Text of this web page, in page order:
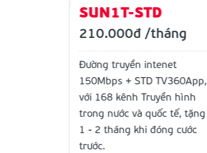
SUN1T-STD
210.000đ /tháng
Đường truyền intenet
150Mbps + STD TV360App,
với 168 kênh Truyền hình
trong nước và quốc tế, tặng
1 - 2 tháng khi đóng cước
trước.